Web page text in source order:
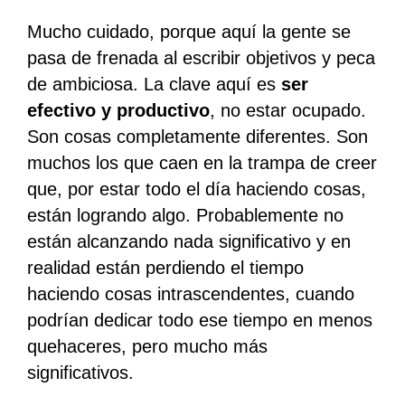
Mucho cuidado, porque aquí la gente se
pasa de frenada al escribir objetivos y peca
de ambiciosa. La clave aquí es ser
efectivo y productivo, no estar ocupado.
Son cosas completamente diferentes. Son
muchos los que caen en la trampa de creer
que, por estar todo el día haciendo cosas,
están logrando algo. Probablemente no
están alcanzando nada significativo y en
realidad están perdiendo el tiempo
haciendo cosas intrascendentes, cuando
podrían dedicar todo ese tiempo en menos
quehaceres, pero mucho más
significativos.